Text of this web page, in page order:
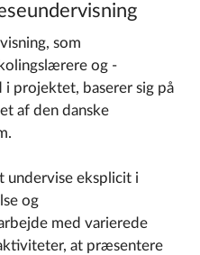
som
og -
projektet, baserer sig på
af den danske
undervise eksplicit i
og
med varierede
at præsentere